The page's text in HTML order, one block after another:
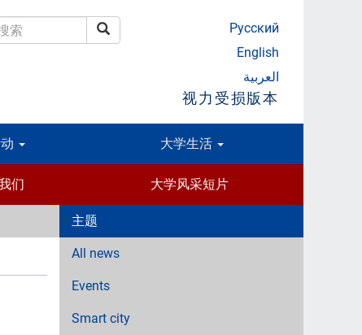
搜索
Русский
English
العربية
视力受损版本
大学生活
们 大学风采短片
主题
All news
Events
Smart city